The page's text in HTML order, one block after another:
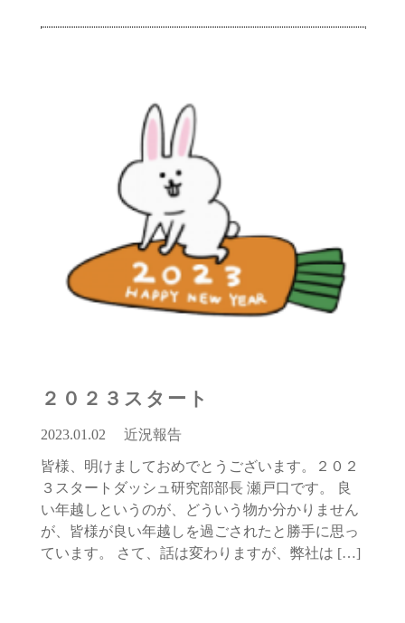
２０２３スタート
2023.01.02 近況報告
皆様、明けましておめでとうございます。２０２
３スタートダッシュ研究部部長 瀬戸口です。 良
い年越しというのが、どういう物か分かりません
が、皆様が良い年越しを過ごされたと勝手に思っ
ています。 さて、話は変わりますが、弊社は […]